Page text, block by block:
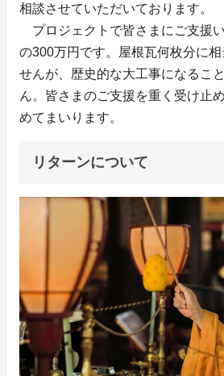
相談させていただいております。
プロジェクトで皆さまにご支援
の300万円です。屋根瓦何枚分に
せんが、歴史的な大工事になるこ
ん。皆さまのご支援を重く受け止
めてまいります。
リターンについて